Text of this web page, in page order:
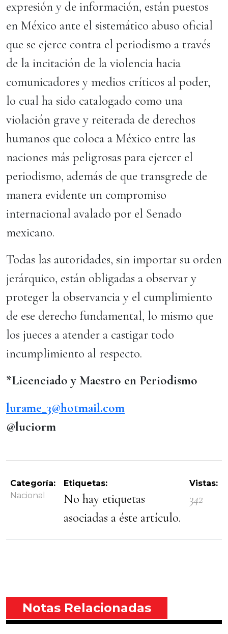
expresión y de información, están puestos
en México ante el sistemático abuso oficial
que se ejerce contra el periodismo a través
de la incitación de la violencia hacia
comunicadores y medios críticos al poder,
lo cual ha sido catalogado como una
violación grave y reiterada de derechos
humanos que coloca a México entre las
naciones más peligrosas para ejercer el
periodismo, además de que transgrede de
manera evidente un compromiso
internacional avalado por el Senado
mexicano.
Todas las autoridades, sin importar su orden
jerárquico, están obligadas a observar y
proteger la observancia y el cumplimiento
de ese derecho fundamental, lo mismo que
los jueces a atender a castigar todo
incumplimiento al respecto.
*Licenciado y Maestro en Periodismo
lurame_3@hotmail.com
@luciorm
Categoría:
Nacional
Etiquetas:
No hay etiquetas
asociadas a éste artículo.
Vistas:
342
Notas Relacionadas